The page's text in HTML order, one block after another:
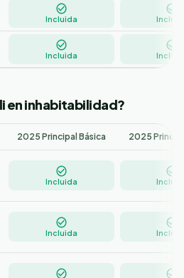
Incluida
Incluida
en inhabitabilidad?
2025 Principal Básica 2025
Incluida
Incluida